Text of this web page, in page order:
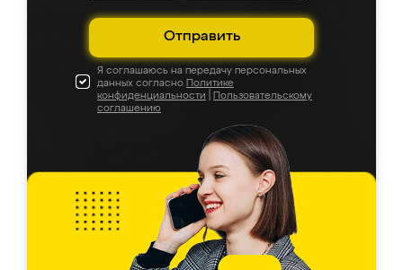
Отправить
Я соглашаюсь на передачу персональных
данных согласно Политике
конфиденциальности
Пользовательскому
соглашению